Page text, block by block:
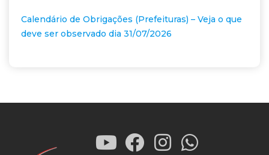
Calendário de Obrigações (Prefeituras) – Veja o que
deve ser observado dia 31/07/2026